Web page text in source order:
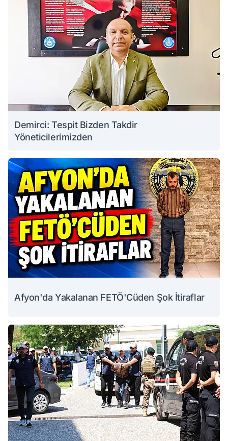
Demirci: Tespit Bizden Takdir
Yöneticilerimizden
Afyon'da Yakalanan FETÖ'Cüden Şok İtiraflar